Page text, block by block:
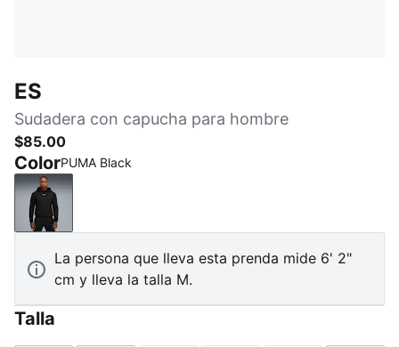
ES
Sudadera con capucha para hombre
$85.00
ColorPUMA Black
PUMA Black
La persona que lleva esta prenda mide 6' 2"
cm y lleva la talla M.
Talla